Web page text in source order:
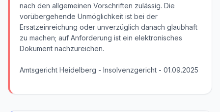
nach den allgemeinen Vorschriften zulässig. Die
vorübergehende Unmöglichkeit ist bei der
Ersatzeinreichung oder unverzüglich danach glaubhaft
zu machen; auf Anforderung ist ein elektronisches
Dokument nachzureichen.
Amtsgericht Heidelberg - Insolvenzgericht - 01.09.2025